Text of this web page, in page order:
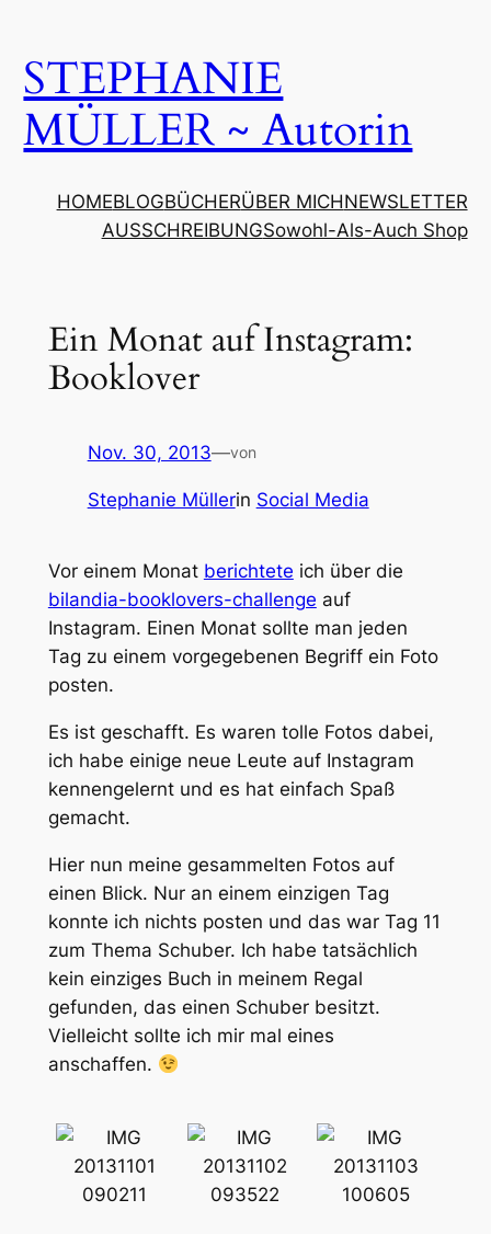
springen
STEPHANIE
MÜLLER ~ Autorin
HOMEBLOGBÜCHERÜBER MICHNEWSLETTER
AUSSCHREIBUNGSowohl-Als-Auch Shop
Ein Monat auf Instagram:
Booklover
Nov. 30, 2013—von
Stephanie Müllerin Social Media
Vor einem Monat berichtete ich über die
bilandia-booklovers-challenge auf
Instagram. Einen Monat sollte man jeden
Tag zu einem vorgegebenen Begriff ein Foto
posten.
Es ist geschafft. Es waren tolle Fotos dabei,
ich habe einige neue Leute auf Instagram
kennengelernt und es hat einfach Spaß
gemacht.
Hier nun meine gesammelten Fotos auf
einen Blick. Nur an einem einzigen Tag
konnte ich nichts posten und das war Tag 11
zum Thema Schuber. Ich habe tatsächlich
kein einziges Buch in meinem Regal
gefunden, das einen Schuber besitzt.
Vielleicht sollte ich mir mal eines
anschaffen.